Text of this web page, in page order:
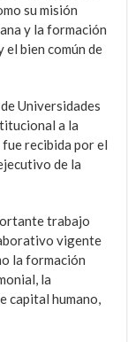
su misión
y la formación
bien común de
Universidades
a la
fue recibida por el
de la
trabajo
vigente
la formación
la
capital humano,